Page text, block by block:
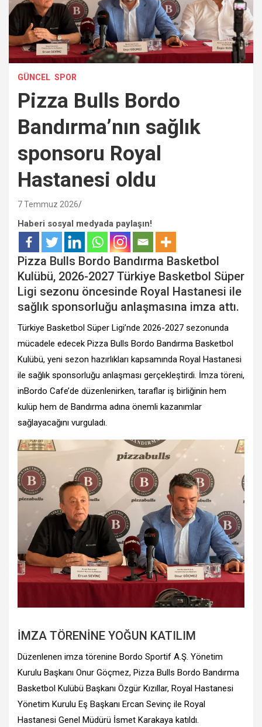
GÜNCEL SPOR
Pizza Bulls Bordo
Bandırma’nın sağlık
sponsoru Royal
Hastanesi oldu
7 Temmuz 2026
Haberi sosyal medyada paylaşın!
Pizza Bulls Bordo Bandırma Basketbol
Kulübü, 2026-2027 Türkiye Basketbol Süper
Ligi sezonu öncesinde Royal Hastanesi ile
sağlık sponsorluğu anlaşmasına imza attı.
Türkiye Basketbol Süper Ligi’nde 2026-2027 sezonunda
mücadele edecek Pizza Bulls Bordo Bandırma Basketbol
Kulübü, yeni sezon hazırlıkları kapsamında Royal Hastanesi
ile sağlık sponsorluğu anlaşması gerçekleştirdi. İmza töreni,
inBordo Cafe’de düzenlenirken, taraflar iş birliğinin hem
kulüp hem de Bandırma adına önemli kazanımlar
sağlayacağını vurguladı.
İMZA TÖRENİNE YOĞUN KATILIM
Düzenlenen imza törenine Bordo Sportif A.Ş. Yönetim
Kurulu Başkanı Onur Göçmez, Pizza Bulls Bordo Bandırma
Basketbol Kulübü Başkanı Özgür Kızıllar, Royal Hastanesi
Yönetim Kurulu Eş Başkanı Ercan Sevinç ile Royal
Hastanesi Genel Müdürü İsmet Karakaya katıldı.